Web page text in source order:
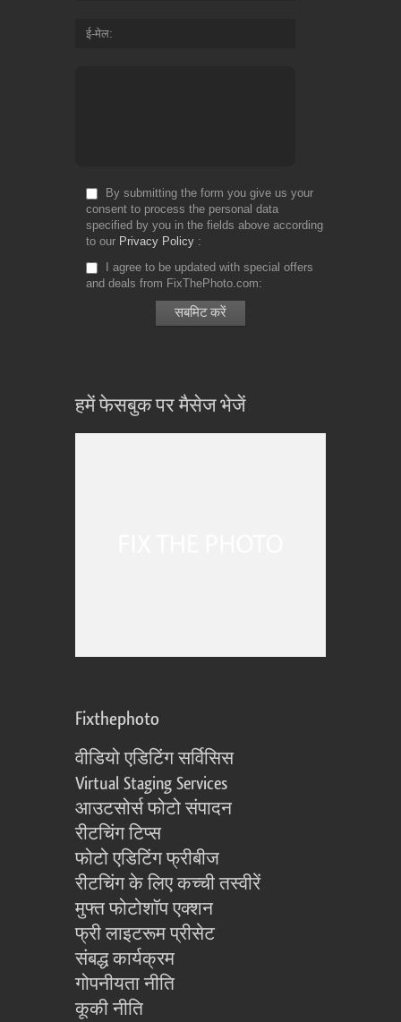
ई-मेल
By submitting the form you give us your
consent to process the personal data
specified by you in the fields above according
to our Privacy Policy
I agree to be updated with special offers
and deals from FixThePhoto.com
हमें फेसबुक पर मैसेज भेजें
Fixthephoto
वीडियो एडिटिंग सर्विसिस
Virtual Staging Services
आउटसोर्स फोटो संपादन
रीटचिंग टिप्स
फोटो एडिटिंग फ्रीबीज
रीटचिंग के लिए कच्ची तस्वीरें
मुफ्त फोटोशॉप एक्शन
फ्री लाइटरूम प्रीसेट
संबद्ध कार्यक्रम
गोपनीयता नीति
कूकी नीति